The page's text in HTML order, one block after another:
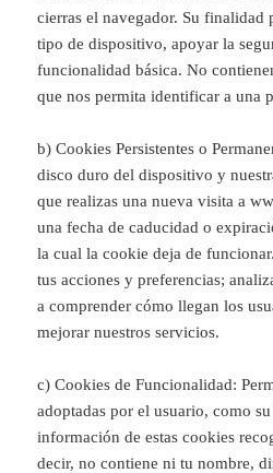
cierras el navegador. Su
tipo de dispositivo, apoyar la
funcionalidad básica. No
que nos permita identificar a una
b) Cookies Persistentes o
disco duro del dispositivo y
que realizas una nueva visita a
una fecha de caducidad o
la cual la cookie deja de
tus acciones y preferencias;
a comprender cómo llegan los
mejorar nuestros servicios.
c) Cookies de Funcionalidad:
adoptadas por el usuario, como
información de estas cookies
decir, no contiene ni tu nombre,